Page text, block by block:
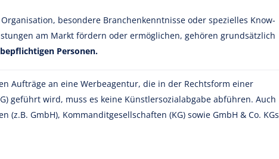
besondere Branchenkenntnisse oder spezielles Know-
am Markt fördern oder ermöglichen, gehören grundsätzlich
bepflichtigen Personen.
Aufträge an eine Werbeagentur, die in der Rechtsform einer
geführt wird, muss es keine Künstlersozialabgabe abführen. Auch
(z.B. GmbH), Kommanditgesellschaften (KG) sowie GmbH & Co. KGs